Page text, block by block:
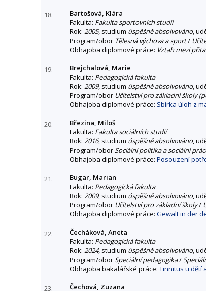
18.
Bartošová, Klára
Fakulta: Fakulta sportovních studií
Rok: 2005, studium úspěšně absolvováno,
Program/obor Tělesná výchova a sport/
Obhajoba diplomové práce: Vztah mezi
19.
Brejchalová, Marie
Fakulta: Pedagogická fakulta
Rok: 2009, studium úspěšně absolvováno,
Program/obor Učitelství pro základní školy
Obhajoba diplomové práce: Sbírka úloh z
20.
Březina, Miloš
Fakulta: Fakulta sociálních studií
Rok: 2016, studium úspěšně absolvováno,
Program/oborSociální politika a sociální
Obhajoba diplomové práce: Posouzení
21.
Bugar, Marian
Fakulta: Pedagogická fakulta
Rok: 2009, studium úspěšně absolvováno,
Program/obor Učitelství pro základní školy/
Obhajoba diplomové práce: Gewalt in der
22.
Čecháková, Aneta
Fakulta: Pedagogická fakulta
Rok: 2024, studium úspěšně absolvováno,
Program/oborSpeciální pedagogika/
Obhajoba bakalářské práce: Tinnitus u dětí
23.
Čechová, Zuzana